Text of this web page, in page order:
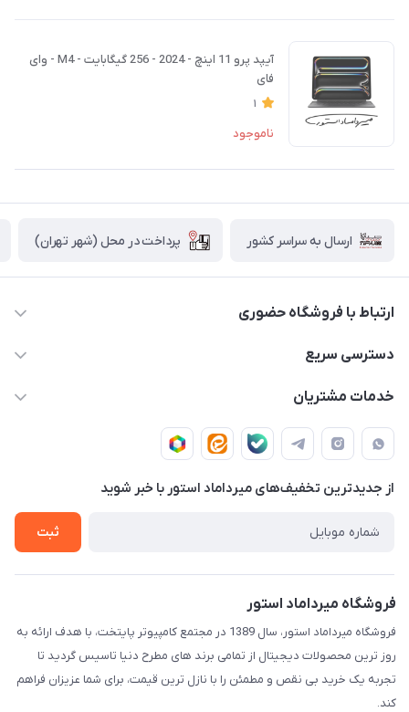
آیپد پرو 11 اینچ - 2024 - 256 گیگابایت - M4 - وای
فای
1
ناموجود
ارسال به سراسر کشور پرداخت در محل (شهر تهران)
ارتباط با فروشگاه حضوری
02188874370 - 02188874371
پایتخت - طبقه اول - واحد 172
دسترسی سریع
صـفـحـه اصـلـی
دربـاره مـیـردامـاد اسـتـور
خدمات مشتریان
قـوانـیـن و مـقـررات
روش هـای پـرداخـت
تـیـکـت بـه پـشـتـیـبـانـی
از جدید‌ترین تخفیف‌های میرداماد استور با‌ خبر شوید
ثبت
فروشگاه میرداماد استور
فروشگاه میرداماد استور، سال 1389 در مجتمع کامپیوتر پایتخت، با هدف ارائه به
روز ترین محصولات دیجیتال از تمامی برند های مطرح دنیا تاسیس گردید تا
تجربه یک خرید بی نقص و مطمئن را با نازل ترین قیمت، برای شما عزیزان فراهم
کند.